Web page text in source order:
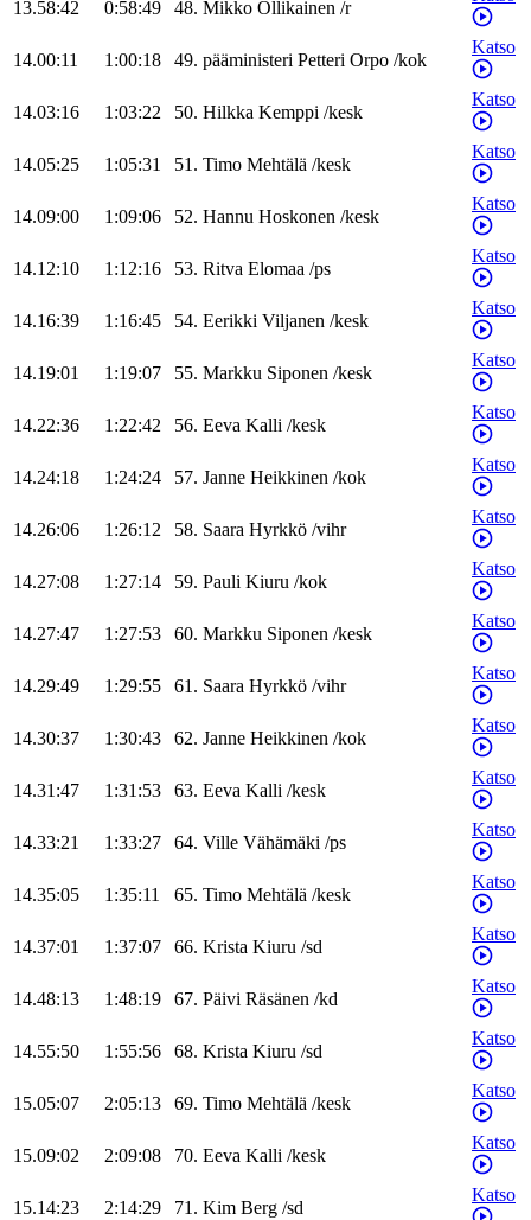
13.58:42 0:58:49 48. Mikko Ollikainen /r
14.00:11 1:00:18 49. pääministeri Petteri Orpo /kok
Katso
14.03:16 1:03:22 50. Hilkka Kemppi /kesk
Katso
14.05:25 1:05:31 51. Timo Mehtälä /kesk
Katso
14.09:00 1:09:06 52. Hannu Hoskonen /kesk
Katso
14.12:10 1:12:16 53. Ritva Elomaa /ps
Katso
14.16:39 1:16:45 54. Eerikki Viljanen /kesk
Katso
14.19:01 1:19:07 55. Markku Siponen /kesk
Katso
14.22:36 1:22:42 56. Eeva Kalli /kesk
Katso
14.24:18 1:24:24 57. Janne Heikkinen /kok
Katso
14.26:06 1:26:12 58. Saara Hyrkkö /vihr
Katso
14.27:08 1:27:14 59. Pauli Kiuru /kok
Katso
14.27:47 1:27:53 60. Markku Siponen /kesk
Katso
14.29:49 1:29:55 61. Saara Hyrkkö /vihr
Katso
14.30:37 1:30:43 62. Janne Heikkinen /kok
Katso
14.31:47 1:31:53 63. Eeva Kalli /kesk
Katso
14.33:21 1:33:27 64. Ville Vähämäki /ps
Katso
14.35:05 1:35:11 65. Timo Mehtälä /kesk
Katso
14.37:01 1:37:07 66. Krista Kiuru /sd
Katso
14.48:13 1:48:19 67. Päivi Räsänen /kd
Katso
14.55:50 1:55:56 68. Krista Kiuru /sd
Katso
15.05:07 2:05:13 69. Timo Mehtälä /kesk
Katso
15.09:02 2:09:08 70. Eeva Kalli /kesk
Katso
15.14:23 2:14:29 71. Kim Berg /sd
Katso